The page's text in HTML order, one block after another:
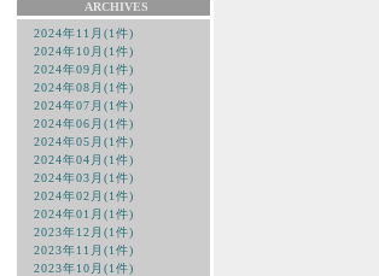
ARCHIVES
2024年11月(1件)
2024年10月(1件)
2024年09月(1件)
2024年08月(1件)
2024年07月(1件)
2024年06月(1件)
2024年05月(1件)
2024年04月(1件)
2024年03月(1件)
2024年02月(1件)
2024年01月(1件)
2023年12月(1件)
2023年11月(1件)
2023年10月(1件)